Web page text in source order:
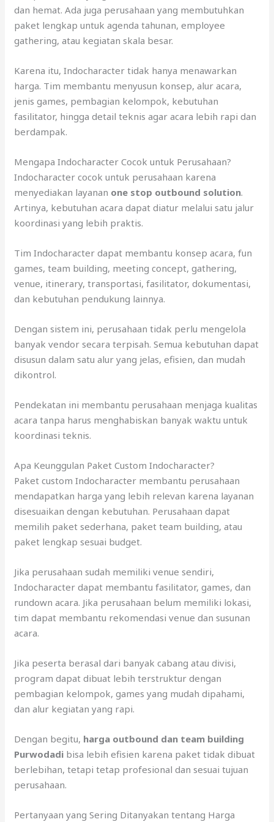
dan hemat. Ada juga perusahaan yang membutuhkan
paket lengkap untuk agenda tahunan, employee
gathering, atau kegiatan skala besar.
Karena itu, Indocharacter tidak hanya menawarkan
harga. Tim membantu menyusun konsep, alur acara,
jenis games, pembagian kelompok, kebutuhan
fasilitator, hingga detail teknis agar acara lebih rapi dan
berdampak.
Mengapa Indocharacter Cocok untuk Perusahaan?
Indocharacter cocok untuk perusahaan karena
menyediakan layanan one stop outbound solution.
Artinya, kebutuhan acara dapat diatur melalui satu jalur
koordinasi yang lebih praktis.
Tim Indocharacter dapat membantu konsep acara, fun
games, team building, meeting concept, gathering,
venue, itinerary, transportasi, fasilitator, dokumentasi,
dan kebutuhan pendukung lainnya.
Dengan sistem ini, perusahaan tidak perlu mengelola
banyak vendor secara terpisah. Semua kebutuhan dapat
disusun dalam satu alur yang jelas, efisien, dan mudah
dikontrol.
Pendekatan ini membantu perusahaan menjaga kualitas
acara tanpa harus menghabiskan banyak waktu untuk
koordinasi teknis.
Apa Keunggulan Paket Custom Indocharacter?
Paket custom Indocharacter membantu perusahaan
mendapatkan harga yang lebih relevan karena layanan
disesuaikan dengan kebutuhan. Perusahaan dapat
memilih paket sederhana, paket team building, atau
paket lengkap sesuai budget.
Jika perusahaan sudah memiliki venue sendiri,
Indocharacter dapat membantu fasilitator, games, dan
rundown acara. Jika perusahaan belum memiliki lokasi,
tim dapat membantu rekomendasi venue dan susunan
acara.
Jika peserta berasal dari banyak cabang atau divisi,
program dapat dibuat lebih terstruktur dengan
pembagian kelompok, games yang mudah dipahami,
dan alur kegiatan yang rapi.
Dengan begitu, harga outbound dan team building
Purwodadi bisa lebih efisien karena paket tidak dibuat
berlebihan, tetapi tetap profesional dan sesuai tujuan
perusahaan.
Pertanyaan yang Sering Ditanyakan tentang Harga